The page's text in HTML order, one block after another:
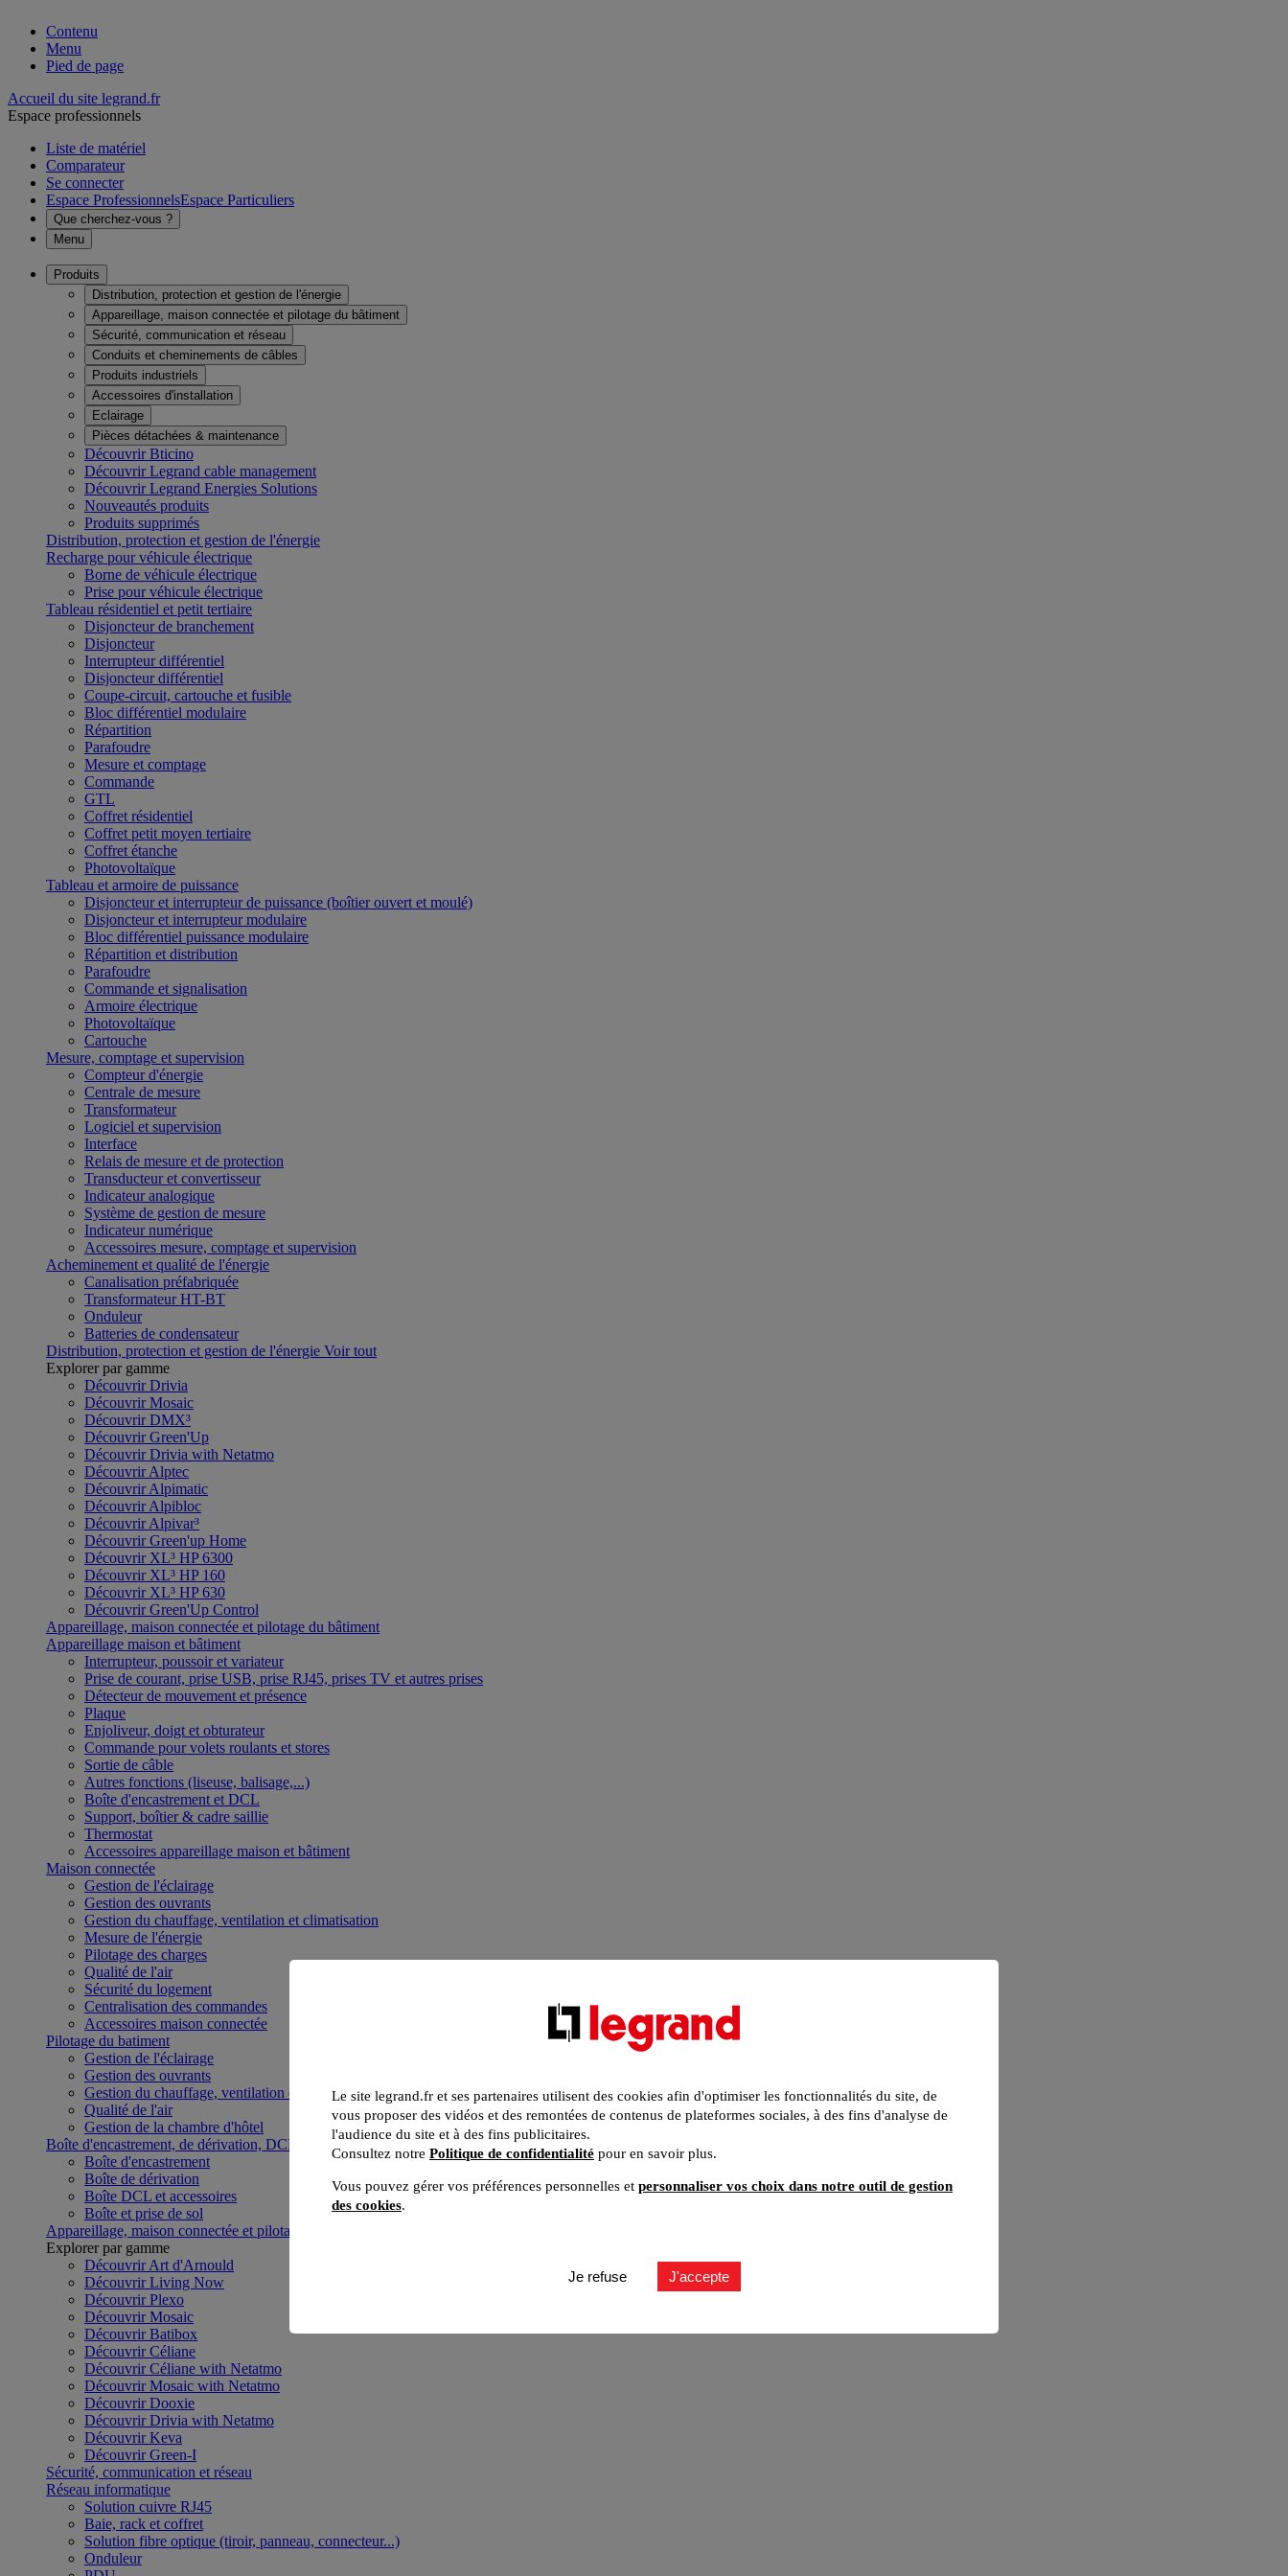
Contenu
Menu
Pied de page
Accueil du site legrand.fr
Espace professionnels
Liste de matériel
Comparateur
Se connecter
Espace ProfessionnelsEspace Particuliers
Que cherchez-vous ?
Menu
Produits
Distribution, protection et gestion de l'énergie
Appareillage, maison connectée et pilotage du bâtiment
Sécurité, communication et réseau
Conduits et cheminements de câbles
Produits industriels
Accessoires d'installation
Eclairage
Pièces détachées & maintenance
Découvrir Bticino
Découvrir Legrand cable management
Découvrir Legrand Energies Solutions
Nouveautés produits
Produits supprimés
Distribution, protection et gestion de l'énergie
Recharge pour véhicule électrique
Borne de véhicule électrique
Prise pour véhicule électrique
Tableau résidentiel et petit tertiaire
Disjoncteur de branchement
Disjoncteur
Interrupteur différentiel
Disjoncteur différentiel
Coupe-circuit, cartouche et fusible
Bloc différentiel modulaire
Répartition
Parafoudre
Mesure et comptage
Commande
GTL
Coffret résidentiel
Coffret petit moyen tertiaire
Coffret étanche
Photovoltaïque
Tableau et armoire de puissance
Disjoncteur et interrupteur de puissance (boîtier ouvert et moulé)
Disjoncteur et interrupteur modulaire
Bloc différentiel puissance modulaire
Répartition et distribution
Parafoudre
Commande et signalisation
Armoire électrique
Photovoltaïque
Cartouche
Mesure, comptage et supervision
Compteur d'énergie
Centrale de mesure
Transformateur
Logiciel et supervision
Interface
Relais de mesure et de protection
Transducteur et convertisseur
Indicateur analogique
Système de gestion de mesure
Indicateur numérique
Accessoires mesure, comptage et supervision
Acheminement et qualité de l'énergie
Canalisation préfabriquée
Transformateur HT-BT
Onduleur
Batteries de condensateur
Distribution, protection et gestion de l'énergie Voir tout
Explorer par gamme
Découvrir Drivia
Découvrir Mosaic
Découvrir DMX³
Découvrir Green'Up
Découvrir Drivia with Netatmo
Découvrir Alptec
Découvrir Alpimatic
Découvrir Alpibloc
Découvrir Alpivar³
Découvrir Green'up Home
Découvrir XL³ HP 6300
Découvrir XL³ HP 160
Découvrir XL³ HP 630
Découvrir Green'Up Control
Appareillage, maison connectée et pilotage du bâtiment
Appareillage maison et bâtiment
Interrupteur, poussoir et variateur
Prise de courant, prise USB, prise RJ45, prises TV et autres prises
Détecteur de mouvement et présence
Plaque
Enjoliveur, doigt et obturateur
Commande pour volets roulants et stores
Sortie de câble
Autres fonctions (liseuse, balisage,...)
Boîte d'encastrement et DCL
Support, boîtier & cadre saillie
Thermostat
Accessoires appareillage maison et bâtiment
Maison connectée
Gestion de l'éclairage
Gestion des ouvrants
Gestion du chauffage, ventilation et climatisation
Mesure de l'énergie
Pilotage des charges
Qualité de l'air
Sécurité du logement
Centralisation des commandes
Accessoires maison connectée
Pilotage du batiment
Gestion de l'éclairage
Gestion des ouvrants
Gestion du chauffage, ventilation et climatisation
Qualité de l'air
Gestion de la chambre d'hôtel
Boîte d'encastrement, de dérivation, DCL et boîte de sol
Boîte d'encastrement
Boîte de dérivation
Boîte DCL et accessoires
Boîte et prise de sol
Appareillage, maison connectée et pilotage du bâtiment
Explorer par gamme
Découvrir Art d'Arnould
Découvrir Living Now
Découvrir Plexo
Découvrir Mosaic
Découvrir Batibox
Découvrir Céliane
Découvrir Céliane with Netatmo
Découvrir Mosaic with Netatmo
Découvrir Dooxie
Découvrir Drivia with Netatmo
Découvrir Keva
Découvrir Green-I
Sécurité, communication et réseau
Réseau informatique
Solution cuivre RJ45
Baie, rack et coffret
Solution fibre optique (tiroir, panneau, connecteur...)
Onduleur
Le site legrand.fr et ses partenaires utilisent des cookies afin d'optimiser les fonctionnalités du site, de
vous proposer des vidéos et des remontées de contenus de plateformes sociales, à des fins d'analyse de
l'audience du site et à des fins publicitaires.
Consultez notre Politique de confidentialité pour en savoir plus.
Vous pouvez gérer vos préférences personnelles et personnaliser vos choix dans notre outil de gestion
des cookies.
Je refuse J'accepte